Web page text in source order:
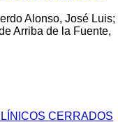
Alonso, José Luis;
Arriba de la Fuente,
CERRADOS